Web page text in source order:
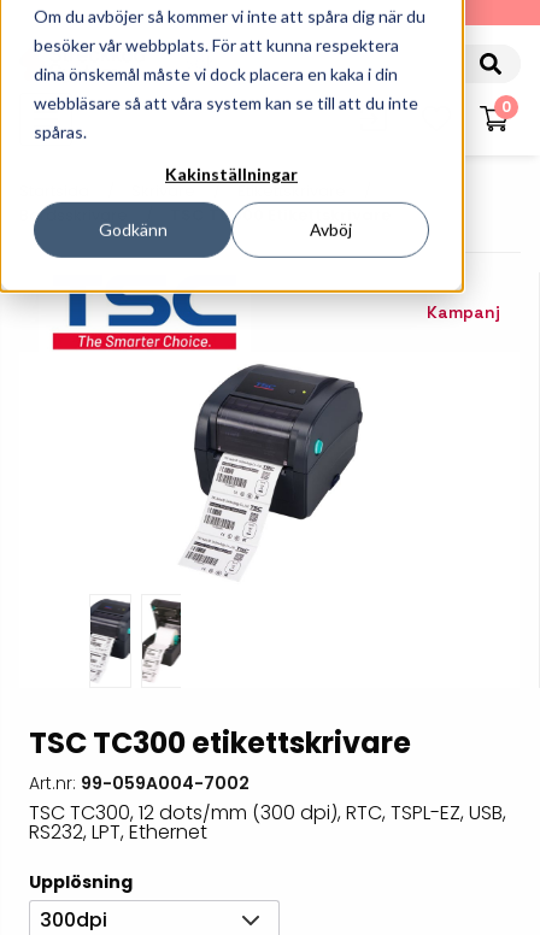
Om du avböjer så kommer vi inte att spåra dig när du
besöker vår webbplats. För att kunna respektera
dina önskemål måste vi dock placera en kaka i din
webbläsare så att våra system kan se till att du inte
spåras.
Kakinställningar
Godkänn Avböj
010-162 61 90
0
Skrivare
Etikettskrivare
Bordsskrivare
TSC TC300 Etikettskrivare
Kampanj
TSC TC300 etikettskrivare
Art.nr: 99-059A004-7002
TSC TC300, 12 dots/mm (300 dpi), RTC, TSPL-EZ, USB,
RS232, LPT, Ethernet
Upplösning
300dpi